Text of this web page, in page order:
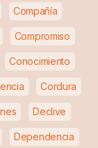
Compañía
Compromiso
Conocimiento
Cordura
Declive
Dependencia